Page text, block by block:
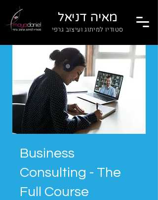
מאיה דניאל
סטודיו למיתוג ועיצוב גרפי
Business
Consulting - The
Full Course